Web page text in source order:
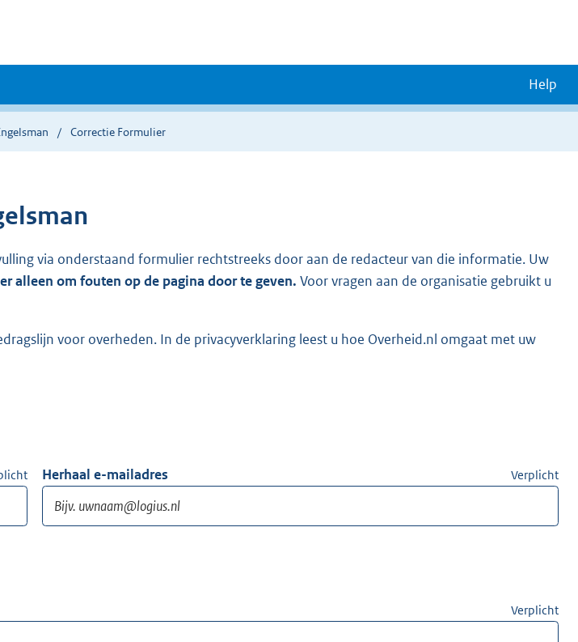
Help
Correctie Formulier
via onderstaand formulier rechtstreeks door aan de redacteur van die informatie. Uw
alleen om fouten op de pagina door te geven. Voor vragen aan de organisatie gebruikt u
voor overheden. In de privacyverklaring leest u hoe Overheid.nl omgaat met uw
Herhaal e-mailadres Verplicht
Verplicht